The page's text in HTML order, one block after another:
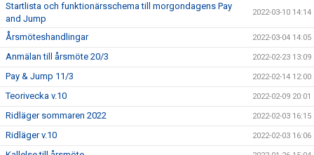
Startlista och funktionärsschema till morgondagens Pay
and Jump
2022-03-10 14:14
Årsmöteshandlingar 2022-03-04 14:05
Anmälan till årsmöte 20/3 2022-02-23 13:09
Pay & Jump 11/3 2022-02-14 12:00
Teorivecka v.10 2022-02-09 20:01
Ridläger sommaren 2022 2022-02-03 16:15
Ridläger v.10 2022-02-03 16:06